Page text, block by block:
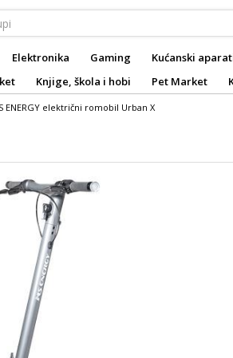
Elektronika Gaming Kućanski
Knjige, škola i hobi Pet Market
ENERGY električni romobil Urban X